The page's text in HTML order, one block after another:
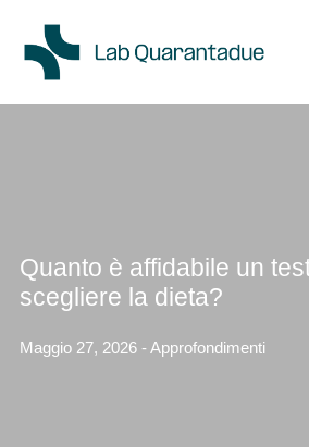
Skip to main content
Quanto è affidabile un
scegliere la dieta?
Maggio 27, 2026 - Approfondimenti